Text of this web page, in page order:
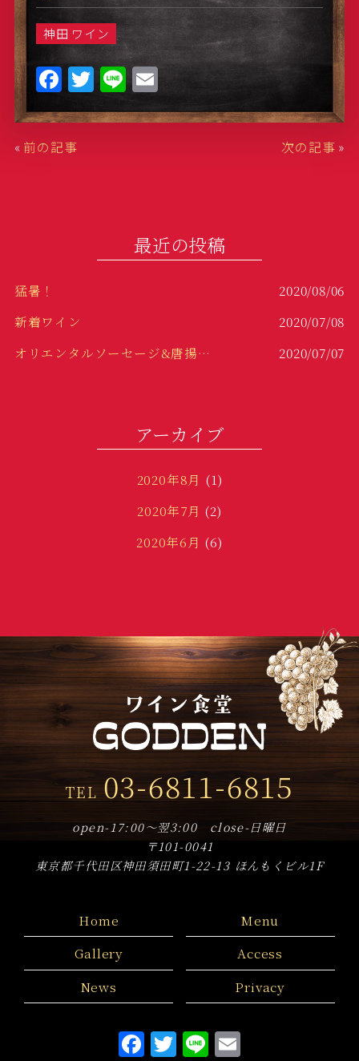
神田 ワイン
F
a
c
e
T
w
it
Li
n
e
E
m
ai
« 前の記事 次の記事 »
最近の投稿
猛暑！
2020/08/06
新着ワイン
2020/07/08
オリエンタルソーセージ&唐揚げ！！
2020/07/07
アーカイブ
2020年8月 (1)
2020年7月 (2)
2020年6月 (6)
2019年12月(3)
2019年11月(5)
2019年10月(18)
2019年9月(8)
2019年7月
(9)
2019年6月 (14)
2019年5月(17)
TEL 03-6811-6815
open-17:00～翌3:00 close-日曜日
〒101-0041
東京都千代田区神田須田町1-22-13 ほんもくビル1F
Home
Menu
Gallery
Access
News
Privacy
F T Li